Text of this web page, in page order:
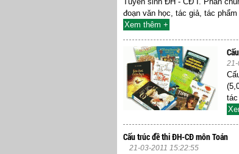
đoạn văn học, tác giả, tác
Xem thêm +
21-
tác
Cấu trúc đề thi ĐH-CĐ môn Toán
21-03-2011 15:22:55